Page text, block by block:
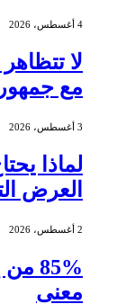
4 أغسطس، 2026
لا
مع
3 أغسطس، 2026
لماذا
العرض
2 أغسطس، 2026
85%
معنى